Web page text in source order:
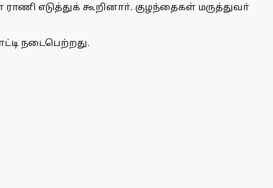
எடுத்துக் கூறினாா். குழந்தைகள் மருத்துவா்
நடைபெற்றது.